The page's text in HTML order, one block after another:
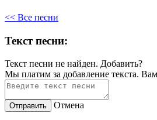
<< Все песни
Текст песни:
Текст песни не найден. Добавить?
Мы платим за добавление текста.
Отправить Отмена